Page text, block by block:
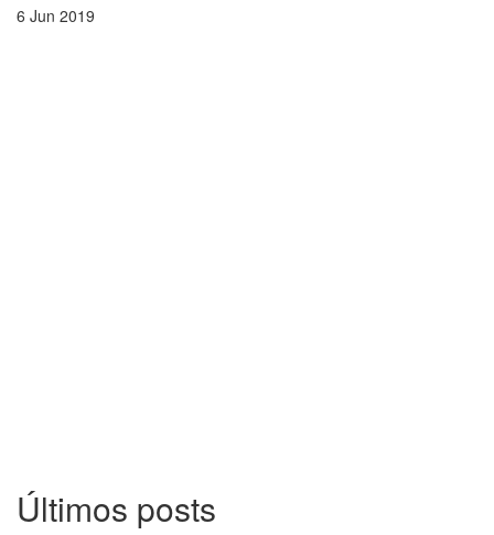
6 Jun 2019
Últimos posts